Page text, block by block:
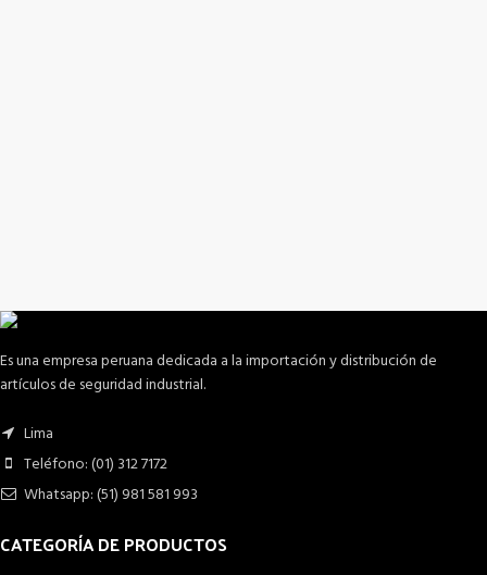
Es una empresa peruana dedicada a la importación y distribución de
artículos de seguridad industrial.
Lima
Teléfono: (01) 312 7172
Whatsapp: (51) 981 581 993
CATEGORÍA DE PRODUCTOS